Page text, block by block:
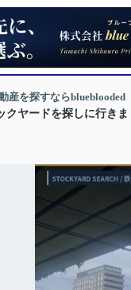
産を探すなら
クヤードを探しに行き